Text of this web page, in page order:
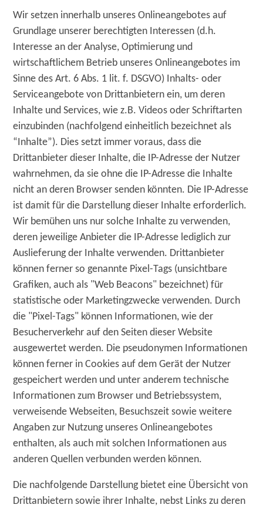
Wir setzen innerhalb unseres Onlineangebotes auf
Grundlage unserer berechtigten Interessen (d.h.
Interesse an der Analyse, Optimierung und
wirtschaftlichem Betrieb unseres Onlineangebotes im
Sinne des Art. 6 Abs. 1 lit. f. DSGVO) Inhalts- oder
Serviceangebote von Drittanbietern ein, um deren
Inhalte und Services, wie z.B. Videos oder Schriftarten
einzubinden (nachfolgend einheitlich bezeichnet als
“Inhalte”). Dies setzt immer voraus, dass die
Drittanbieter dieser Inhalte, die IP-Adresse der Nutzer
wahrnehmen, da sie ohne die IP-Adresse die Inhalte
nicht an deren Browser senden könnten. Die IP-Adresse
ist damit für die Darstellung dieser Inhalte erforderlich.
Wir bemühen uns nur solche Inhalte zu verwenden,
deren jeweilige Anbieter die IP-Adresse lediglich zur
Auslieferung der Inhalte verwenden. Drittanbieter
können ferner so genannte Pixel-Tags (unsichtbare
Grafiken, auch als "Web Beacons" bezeichnet) für
statistische oder Marketingzwecke verwenden. Durch
die "Pixel-Tags" können Informationen, wie der
Besucherverkehr auf den Seiten dieser Website
ausgewertet werden. Die pseudonymen Informationen
können ferner in Cookies auf dem Gerät der Nutzer
gespeichert werden und unter anderem technische
Informationen zum Browser und Betriebssystem,
verweisende Webseiten, Besuchszeit sowie weitere
Angaben zur Nutzung unseres Onlineangebotes
enthalten, als auch mit solchen Informationen aus
anderen Quellen verbunden werden können.
Die nachfolgende Darstellung bietet eine Übersicht von
Drittanbietern sowie ihrer Inhalte, nebst Links zu deren